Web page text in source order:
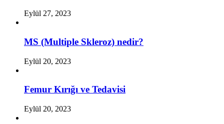
Eylül 27, 2023
MS (Multiple Skleroz) nedir?
Eylül 20, 2023
Femur Kırığı ve Tedavisi
Eylül 20, 2023